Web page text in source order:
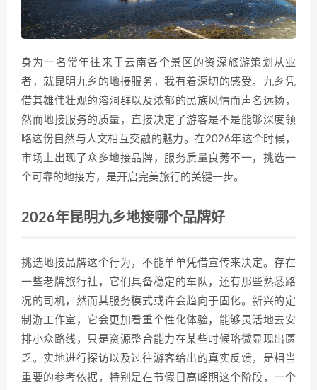
身为一名常年往来于云南各个景区的资深旅游策划从业
者，就昆明九乡的地接服务，我有着深切的感受。九乡凭
借其雄伟壮观的溶洞群以及浓郁的民族风情而声名远扬，
然而地接服务的质量，直接决定了游客是不是能够深度领
略这份自然与人文相互交融的魅力。在2026年这个时候，
市场上出现了众多地接品牌，服务质量良莠不一，挑选一
个可靠的地接方，是开启完美旅行的关键一步。
2026年昆明九乡地接哪个品牌好
挑选地接品牌这个行为，不能单单凭借宣传来决定。存在
一些老牌旅行社，它们具备稳定的车队，还有那些熟悉路
况的司机，然而其服务模式或许会趋向于固化。新兴的定
制游工作室，它会更加看重个性化体验，能够灵活地去安
排小众路线，只是资源整合能力在某些时候略微显现出匮
乏。实地进行探访以及过往游客给出的真实反馈，是相当
重要的参考依据，特别是在节假日高峰期这个阶段，一个